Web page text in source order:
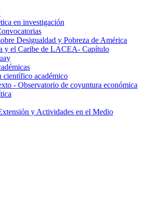
en investigación
Desigualdad y Pobreza de América
y el Caribe de LACEA- Capítulo
científico académico
- Observatorio de coyuntura económica
y Actividades en el Medio